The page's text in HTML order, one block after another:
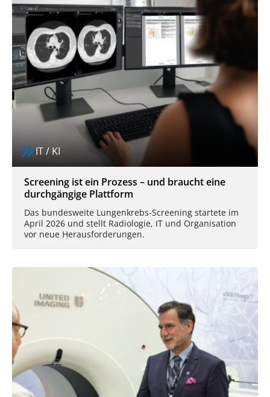
IT / KI
Screening ist ein Prozess – und braucht eine
durchgängige Plattform
Das bundesweite Lungenkrebs-Screening startete im
April 2026 und stellt Radiologie, IT und Organisation
vor neue Herausforderungen.